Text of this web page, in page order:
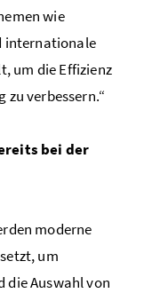
wie
internationale
um die Effizienz
verbessern.“
bei der
moderne
um
die Auswahl von